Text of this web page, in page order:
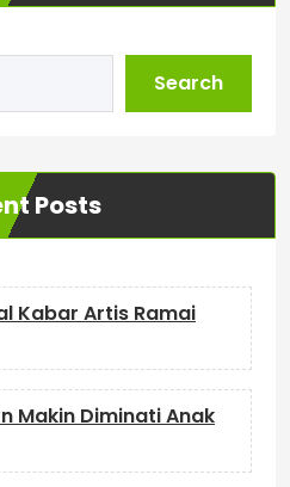
Search
Posts
Kabar Artis Ramai
Makin Diminati Anak